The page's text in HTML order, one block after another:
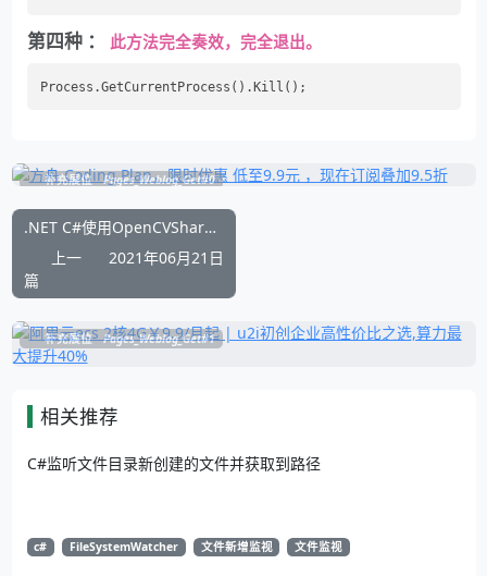
第四种 ： 此方法完全奏效，完全退出。
补充展位 Pages_Weblog_Get#0
.NET C#使用OpenCVSharp3实现图片马赛克效果
上一
篇
2021年06月21日
补充展位 Pages_Weblog_Get#1
相关推荐
C#监听文件目录新创建的文件并获取到路径
c# FileSystemWatcher 文件新增监视 文件监视